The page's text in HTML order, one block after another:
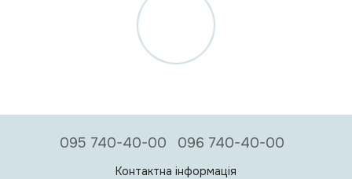
095 740-40-00 096 740-40-00
Контактна інформація